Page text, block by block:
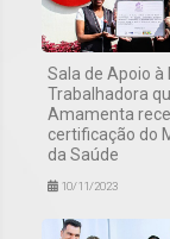
Sala de Apoio à
Trabalhadora
Amamenta
certificação do
da Saúde
10/11/2023